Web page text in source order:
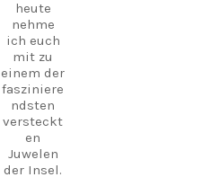
heute
nehme
ich euch
mit zu
einem der
fasziniere
ndsten
versteckt
en
Juwelen
der Insel.